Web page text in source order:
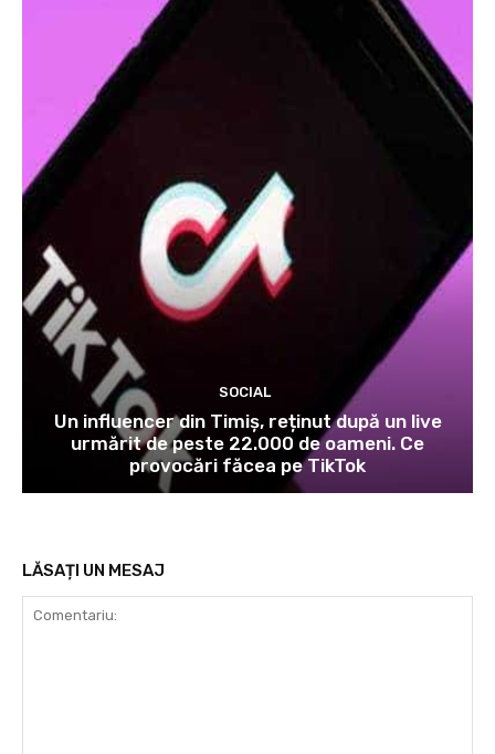
SOCIAL
Un influencer din Timiș, reținut după un live
urmărit de peste 22.000 de oameni. Ce
provocări făcea pe TikTok
LĂSAȚI UN MESAJ